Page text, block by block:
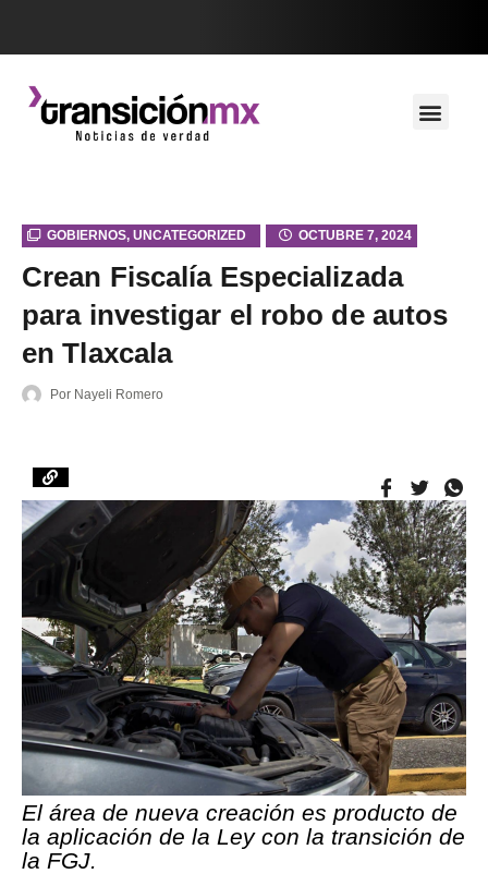
GOBIERNOS, UNCATEGORIZED OCTUBRE 7, 2024
Crean Fiscalía Especializada
para investigar el robo de autos
en Tlaxcala
Por Nayeli Romero
El área de nueva creación es producto de
la aplicación de la Ley con la transición de
la FGJ.